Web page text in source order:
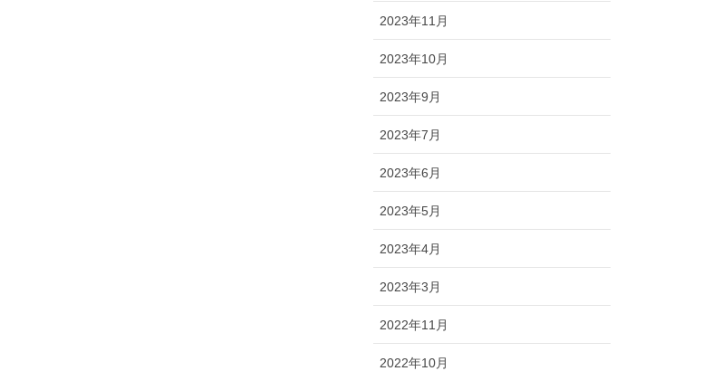
2023年11月
2023年10月
2023年9月
2023年7月
2023年6月
2023年5月
2023年4月
2023年3月
2022年11月
2022年10月